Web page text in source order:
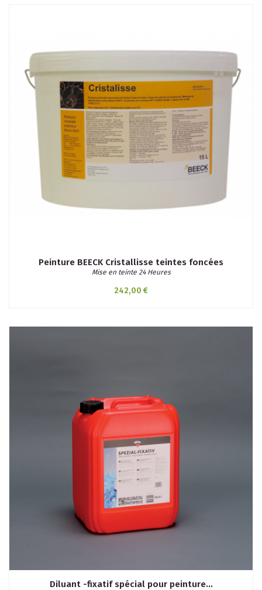
Peinture BEECK Cristallisse teintes foncées
Mise en teinte 24 Heures
242,00 €
Diluant -fixatif spécial pour peinture...